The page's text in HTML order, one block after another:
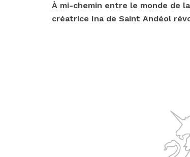
À mi-chemin entre le monde de
créatrice Ina de Saint Andéol